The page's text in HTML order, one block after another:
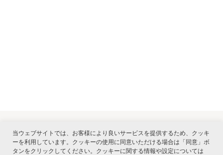
関連サービス
当ウェブサイトでは、お客様により良いサービスを提供するため、クッキ
ーを利用しています。クッキーの使用に同意いただける場合は「同意」ボ
タンをクリックしてください。クッキーに関する情報や設定については